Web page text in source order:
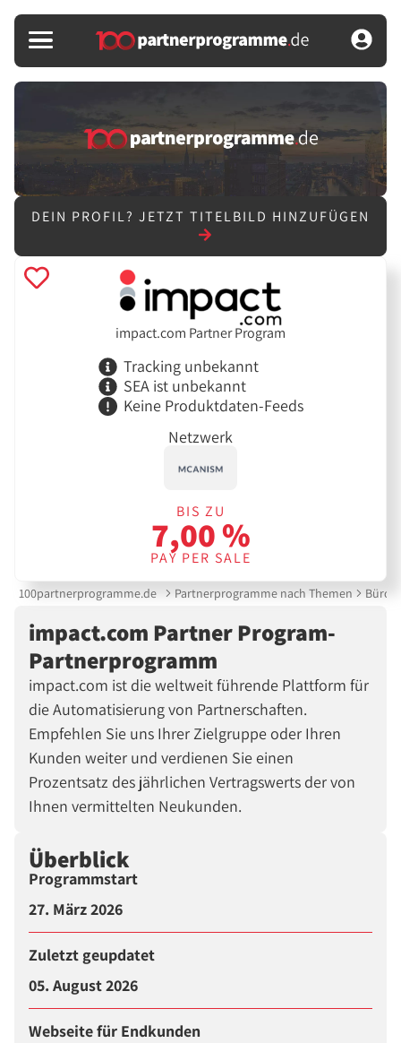
DEIN PROFIL? JETZT TITELBILD HINZUFÜGEN
impact.com Partner Program
Tracking unbekannt
SEA ist unbekannt
Keine Produktdaten-Feeds
Netzwerk
BIS ZU
7,00 %
PAY PER SALE
100partnerprogramme.de Partnerprogramme nach Themen
impact.com Partner Program-
Partnerprogramm
impact.com ist die weltweit führende Plattform für
die Automatisierung von Partnerschaften.
Empfehlen Sie uns Ihrer Zielgruppe oder Ihren
Kunden weiter und verdienen Sie einen
Prozentsatz des jährlichen Vertragswerts der von
Ihnen vermittelten Neukunden.
Überblick
Programmstart
27. März 2026
Zuletzt geupdatet
05. August 2026
Webseite für Endkunden